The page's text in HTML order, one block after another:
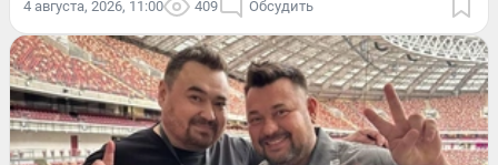
4 августа, 2026, 11:00 409 Обсудить